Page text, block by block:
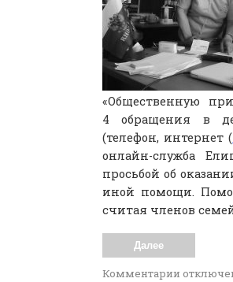
«Общественную
4 обращения в
(телефон, интернет (
онлайн-служба
просьбой об
иной помощи.
считая членов
Далее
Комментарии